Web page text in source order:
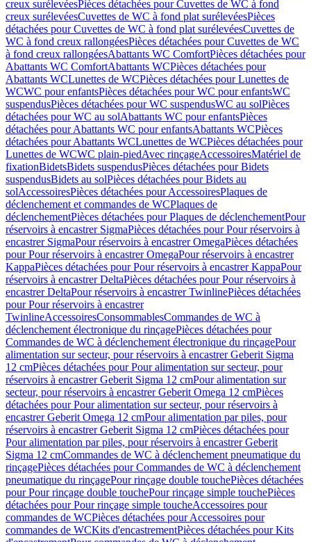
creux surélevéesPièces détachées pour Cuvettes de WC à fond
creux surélevéesCuvettes de WC à fond plat surélevéesPièces
détachées pour Cuvettes de WC à fond plat surélevéesCuvettes de
WC à fond creux rallongéesPièces détachées pour Cuvettes de WC
à fond creux rallongéesAbattants WC ComfortPièces détachées pour
Abattants WC ComfortAbattants WCPièces détachées pour
Abattants WCLunettes de WCPièces détachées pour Lunettes de
WCWC pour enfantsPièces détachées pour WC pour enfantsWC
suspendusPièces détachées pour WC suspendusWC au solPièces
détachées pour WC au solAbattants WC pour enfantsPièces
détachées pour Abattants WC pour enfantsAbattants WCPièces
détachées pour Abattants WCLunettes de WCPièces détachées pour
Lunettes de WCWC plain-piedAvec rinçageAccessoiresMatériel de
fixationBidetsBidets suspendusPièces détachées pour Bidets
suspendusBidets au solPièces détachées pour Bidets au
solAccessoiresPièces détachées pour AccessoiresPlaques de
déclenchement et commandes de WCPlaques de
déclenchementPièces détachées pour Plaques de déclenchementPour
réservoirs à encastrer SigmaPièces détachées pour Pour réservoirs à
encastrer SigmaPour réservoirs à encastrer OmegaPièces détachées
pour Pour réservoirs à encastrer OmegaPour réservoirs à encastrer
KappaPièces détachées pour Pour réservoirs à encastrer KappaPour
réservoirs à encastrer DeltaPièces détachées pour Pour réservoirs à
encastrer DeltaPour réservoirs à encastrer TwinlinePièces détachées
pour Pour réservoirs à encastrer
TwinlineAccessoiresConsommablesCommandes de WC à
déclenchement électronique du rinçagePièces détachées pour
Commandes de WC à déclenchement électronique du rinçagePour
alimentation sur secteur, pour réservoirs à encastrer Geberit Sigma
12 cmPièces détachées pour Pour alimentation sur secteur, pour
réservoirs à encastrer Geberit Sigma 12 cmPour alimentation sur
secteur, pour réservoirs à encastrer Geberit Omega 12 cmPièces
détachées pour Pour alimentation sur secteur, pour réservoirs à
encastrer Geberit Omega 12 cmPour alimentation par piles, pour
réservoirs à encastrer Geberit Sigma 12 cmPièces détachées pour
Pour alimentation par piles, pour réservoirs à encastrer Geberit
Sigma 12 cmCommandes de WC à déclenchement pneumatique du
rinçagePièces détachées pour Commandes de WC à déclenchement
pneumatique du rinçagePour rinçage double touchePièces détachées
pour Pour rinçage double touchePour rinçage simple touchePièces
détachées pour Pour rinçage simple toucheAccessoires pour
commandes de WCPièces détachées pour Accessoires pour
commandes de WCKits d'encastrementPièces détachées pour Kits